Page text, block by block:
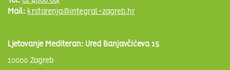
Mail: krstarenja@integral-zagreb.hr
Ljetovanje Mediteran: Ured Banjavčićeva 15
10000 Zagreb